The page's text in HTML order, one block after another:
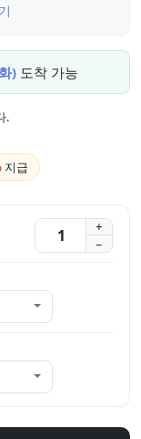
) 도착 가능
.
지급